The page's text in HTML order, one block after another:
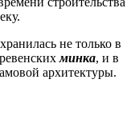
не только в
минка, и в
архитектуры.